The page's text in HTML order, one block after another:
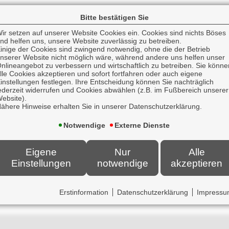
Bitte bestätigen Sie
setzen auf unserer Website Cookies ein. Cookies sind nichts Böses
helfen uns, unsere Website zuverlässig zu betreiben.
der Cookies sind zwingend notwendig, ohne die der Betrieb
Website nicht möglich wäre, während andere uns helfen unser
zu verbessern und wirtschaftlich zu betreiben. Sie
Cookies akzeptieren und sofort fortfahren oder auch eigene
festlegen. Ihre Entscheidung können Sie nachträglich
widerrufen und Cookies abwählen (z.B. im Fußbereich unserer
Hinweise erhalten Sie in unserer Datenschutzerklärung.
Notwendige Externe Dienste
Eigene
Einstellungen
Nur
notwendige
Alle
akzeptieren
Erstinformation Datenschutzerklärung
geht
zu besorgen,
Marktgegebenheitenanzupassen
Service zu bieten.
wir Ihnen alles bieten können.